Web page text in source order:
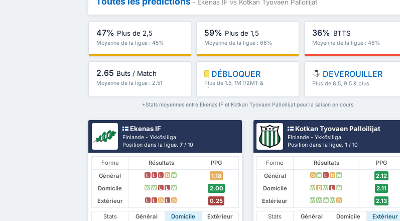
- Ekenas IF vs Kotkan Tyovaen Palloilijat
47% Plus de 2,5
Moyenne de la ligue : 45%
59% Plus de 1,5
Moyenne de la ligue : 66%
36% BTTS
Moyenne de la ligue : 46%
2.65 Buts / Match
Moyenne de la ligue : 2.51
DÉBLOQUER
Plus de 1.5, 1MT/2MT &
plus
DEVEROUILLER
Plus de 8.5, 9.5 & plus
*Stats moyennes entre Ekenas IF et Kotkan Tyovaen Palloilijat pour la saison en cours
Ekenas IF
Finlande - Ykkösliiga
Position dans la ligue.7 / 10
Forme Résultats
PPG
Général
L L L D W
1.18
Domicile
W W L L W
2.00
Extérieur
L L D L D 0.25
Stats Général Domicile
Extérieur
Kotkan Tyovaen Palloilijat
Finlande - Ykkösliiga
Position dans la ligue.1 / 10
Forme Résultats
PPG
Général
D W L D W
2.12
Domicile
W D W L W
2.11
Extérieur
W W W W D 2.13
Stats Général Domicile
Extérieur